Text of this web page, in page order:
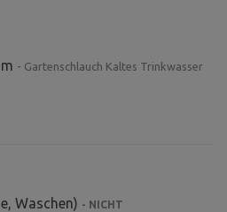
- Gartenschlauch Kaltes Trinkwasser
Waschen) - NICHT